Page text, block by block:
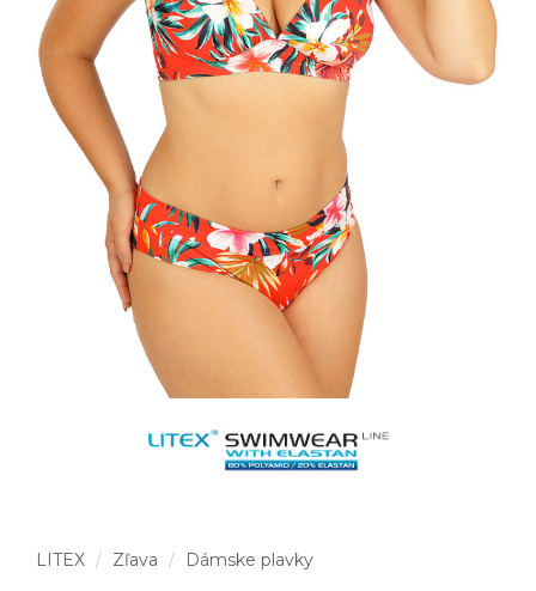
LITEX Zľava Dámske plavky